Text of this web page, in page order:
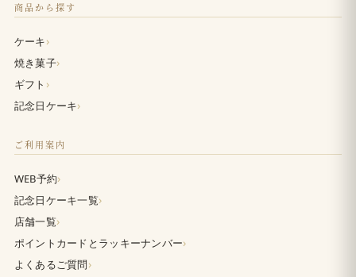
商品から探す
ケーキ›
焼き菓子›
ギフト ›
記念日ケーキ›
ご利用案内
WEB予約›
記念日ケーキ一覧›
店舗一覧›
ポイントカードとラッキーナンバー›
よくあるご質問›